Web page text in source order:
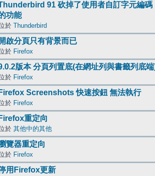
91 砍掉了使用者自訂字元編碼
功能
於 Thunderbird
啟分頁只有背景而已
於 Firefox
版本 分頁列置底(在網址列與書籤列底
於 Firefox
Firefox Screenshots 快速按鈕 無法執行
於 Firefox
Firefox重定向
於 其他中的其他
覽器重定向
於 Firefox
用Firefox更新